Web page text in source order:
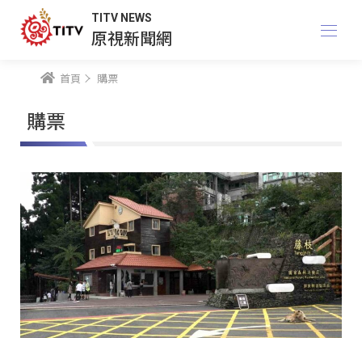
TITV NEWS
原視新聞網
首頁 購票
購票